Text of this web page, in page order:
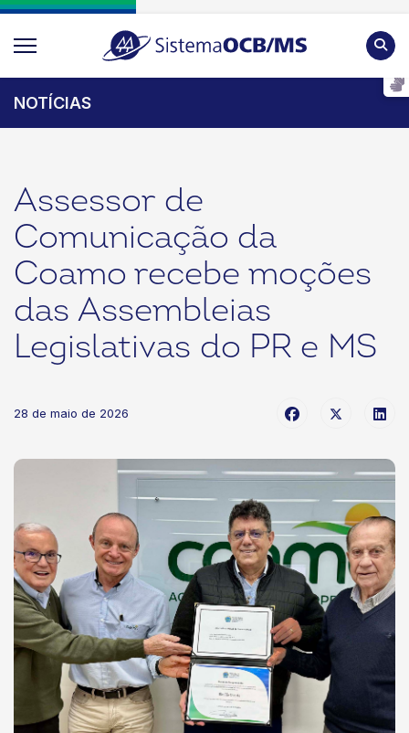
NOTÍCIAS
Assessor de
Comunicação da
Coamo recebe moções
das Assembleias
Legislativas do PR e MS
28 de maio de 2026